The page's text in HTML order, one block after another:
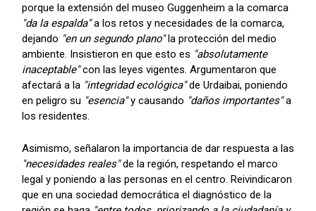
porque la extensión del museo Guggenheim a la comarca
"da la espalda"a los retos y necesidades de la comarca,
dejando "en un segundo plano"la protección del medio
ambiente. Insistieron en que esto es "absolutamente
inaceptable"con las leyes vigentes. Argumentaron que
afectará a la "integridad ecológica"de Urdaibai, poniendo
en peligro su "esencia"y causando "daños importantes"a
los residentes.
Asimismo, señalaron la importancia de dar respuesta a las
"necesidades reales"de la región, respetando el marco
legal y poniendo a las personas en el centro. Reivindicaron
que en una sociedad democrática el diagnóstico de la